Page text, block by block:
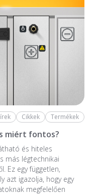
Cikkek Termékek
miért fontos?
és hiteles
más légtechnikai
Ez egy független,
azt igazolja, hogy egy
megfelelően